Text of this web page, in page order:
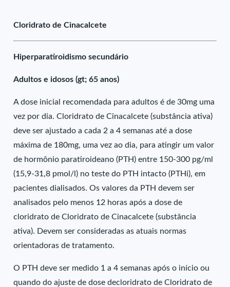
Cloridrato de Cinacalcete
Hiperparatiroidismo secundário
Adultos e idosos (gt; 65 anos)
A dose inicial recomendada para adultos é de 30mg uma
vez por dia. Cloridrato de Cinacalcete (substância ativa)
deve ser ajustado a cada 2 a 4 semanas até a dose
máxima de 180mg, uma vez ao dia, para atingir um valor
de hormônio paratiroideano (PTH) entre 150-300 pg/ml
(15,9-31,8 pmol/l) no teste do PTH intacto (PTHi), em
pacientes dialisados. Os valores da PTH devem ser
analisados pelo menos 12 horas após a dose de
cloridrato de Cloridrato de Cinacalcete (substância
ativa). Devem ser consideradas as atuais normas
orientadoras de tratamento.
O PTH deve ser medido 1 a 4 semanas após o início ou
quando do ajuste de dose decloridrato de Cloridrato de